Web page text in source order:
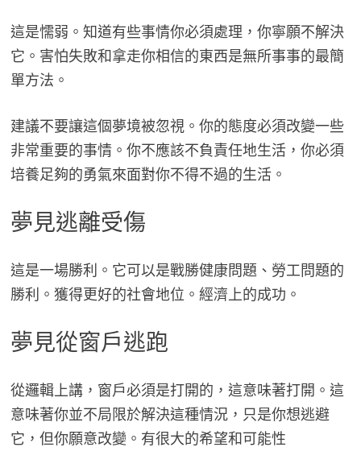
這是懦弱。知道有些事情你必須處理，你寧願不解決
它。害怕失敗和拿走你相信的東西是無所事事的最簡
單方法。
建議不要讓這個夢境被忽視。你的態度必須改變一些
非常重要的事情。你不應該不負責任地生活，你必須
培養足夠的勇氣來面對你不得不過的生活。
夢見逃離受傷
這是一場勝利。它可以是戰勝健康問題、勞工問題的
勝利。獲得更好的社會地位。經濟上的成功。
夢見從窗戶逃跑
從邏輯上講，窗戶必須是打開的，這意味著打開。這
意味著你並不局限於解決這種情況，只是你想逃避
它，但你願意改變。有很大的希望和可能性